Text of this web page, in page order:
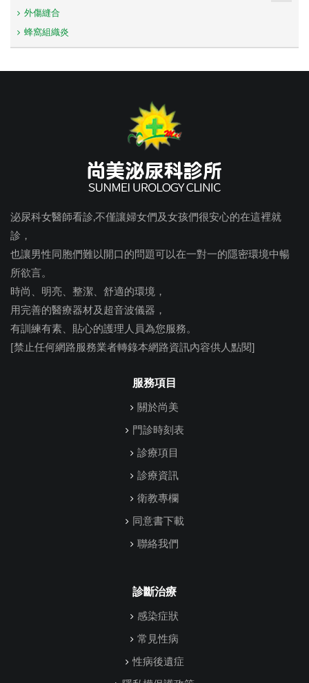
外傷縫合
蜂窩組織炎
泌尿科女醫師看診,不僅讓婦女們及女孩們很安心的在這裡就
診，
也讓男性同胞們難以開口的問題可以在一對一的隱密環境中暢
所欲言。
時尚、明亮、整潔、舒適的環境，
用完善的醫療器材及超音波儀器，
有訓練有素、貼心的護理人員為您服務。
[禁止任何網路服務業者轉錄本網路資訊內容供人點閱]
服務項目
關於尚美
門診時刻表
診療項目
診療資訊
衛教專欄
同意書下載
聯絡我們
診斷治療
感染症狀
常見性病
性病後遺症